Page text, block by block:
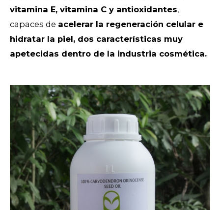
vitamina E, vitamina C y antioxidantes,
capaces de acelerar la regeneración celular e
hidratar la piel, dos características muy
apetecidas dentro de la industria cosmética.